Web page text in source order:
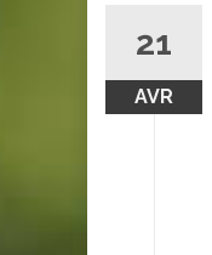
21
AVR